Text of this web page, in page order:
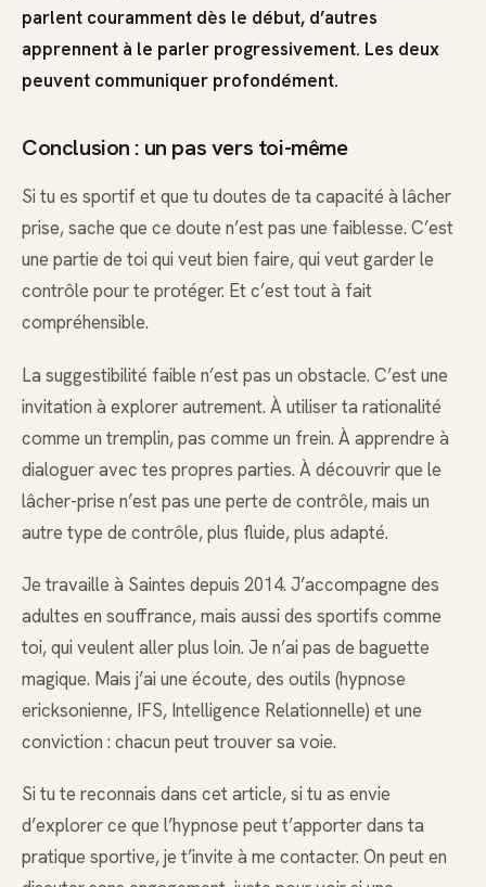
parlent couramment dès le début, d’autres
apprennent à le parler progressivement. Les deux
peuvent communiquer profondément.
Conclusion : un pas vers toi-même
Si tu es sportif et que tu doutes de ta capacité à lâcher
prise, sache que ce doute n’est pas une faiblesse. C’est
une partie de toi qui veut bien faire, qui veut garder le
contrôle pour te protéger. Et c’est tout à fait
compréhensible.
La suggestibilité faible n’est pas un obstacle. C’est une
invitation à explorer autrement. À utiliser ta rationalité
comme un tremplin, pas comme un frein. À apprendre à
dialoguer avec tes propres parties. À découvrir que le
lâcher-prise n’est pas une perte de contrôle, mais un
autre type de contrôle, plus fluide, plus adapté.
Je travaille à Saintes depuis 2014. J’accompagne des
adultes en souffrance, mais aussi des sportifs comme
toi, qui veulent aller plus loin. Je n’ai pas de baguette
magique. Mais j’ai une écoute, des outils (hypnose
ericksonienne, IFS, Intelligence Relationnelle) et une
conviction : chacun peut trouver sa voie.
Si tu te reconnais dans cet article, si tu as envie
d’explorer ce que l’hypnose peut t’apporter dans ta
pratique sportive, je t’invite à me contacter. On peut en